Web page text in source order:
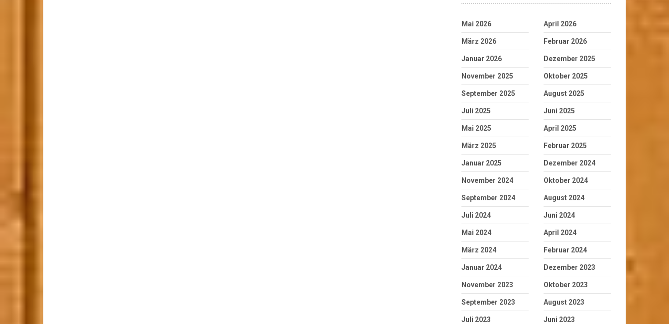
Mai 2026 April 2026
März 2026 Februar 2026
Januar 2026 Dezember 2025
November 2025 Oktober 2025
September 2025 August 2025
Juli 2025 Juni 2025
Mai 2025 April 2025
März 2025 Februar 2025
Januar 2025 Dezember 2024
November 2024 Oktober 2024
September 2024 August 2024
Juli 2024 Juni 2024
Mai 2024 April 2024
März 2024 Februar 2024
Januar 2024 Dezember 2023
November 2023 Oktober 2023
September 2023 August 2023
Juli 2023 Juni 2023